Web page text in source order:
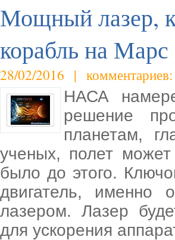
Мощный лазер,
корабль на Марс
28/02/2016 | комментариев:
НАСА
решение
планетам,
ученых, полет
было до этого.
двигатель, именно
лазером. Лазер
для ускорения